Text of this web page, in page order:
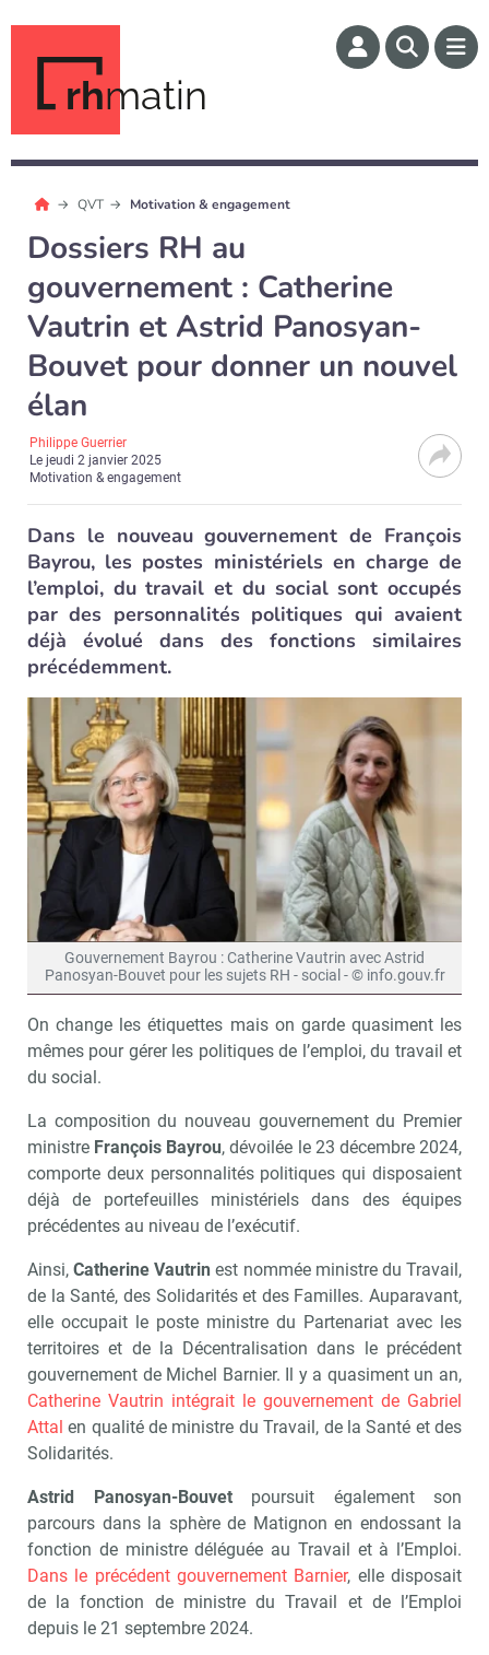
rhmatin
QVT Motivation & engagement
Dossiers RH au
gouvernement : Catherine
Vautrin et Astrid Panosyan-
Bouvet pour donner un nouvel
élan
Philippe Guerrier
Lejeudi 2 janvier 2025
Motivation & engagement
Dans le nouveau gouvernement de François
Bayrou, les postes ministériels en charge de
l’emploi, du travail et du social sont occupés
par des personnalités politiques qui avaient
déjà évolué dans des fonctions similaires
précédemment.
Gouvernement Bayrou : Catherine Vautrin avec Astrid
Panosyan-Bouvet pour les sujets RH - social - © info.gouv.fr
On change les étiquettes mais on garde quasiment les
mêmes pour gérer les politiques de l’emploi, du travail et
du social.
La composition du nouveau gouvernement du Premier
ministre François Bayrou, dévoilée le 23 décembre 2024,
comporte deux personnalités politiques qui disposaient
déjà de portefeuilles ministériels dans des équipes
précédentes au niveau de l’exécutif.
Ainsi,Catherine Vautrin est nommée ministre du Travail,
de la Santé, des Solidarités et des Familles. Auparavant,
elle occupait le poste ministre du Partenariat avec les
territoires et de la Décentralisation dans le précédent
gouvernement de Michel Barnier. Il y a quasiment un an,
Catherine Vautrin intégrait le gouvernement de Gabriel
Attal en qualité de ministre du Travail, de la Santé et des
Solidarités.
Astrid Panosyan-Bouvetpoursuit également son
parcours dans la sphère de Matignon en endossant la
fonction de ministre déléguée au Travail et à l’Emploi.
Dans le précédent gouvernement Barnier, elle disposait
de la fonction de ministre du Travail et de l’Emploi
depuis le 21 septembre 2024.